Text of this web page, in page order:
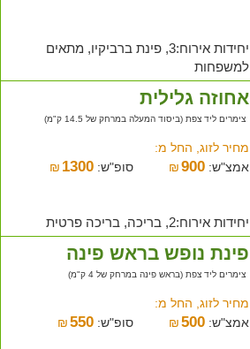
יחידות אירוח:3, פינת ברביקיו, מתאים
למשפחות
אחוזה גלילית
צימרים ליד צפת (ביסוד המעלה במרחק של 14.5 ק"מ)
מחיר לזוג, החל מ:
אמצ"ש:
₪900 סופ"ש: ₪ 1300
יחידות אירוח:2, בריכה, בריכה פרטית
פינת נופש בראש פינה
צימרים ליד צפת (בראש פינה במרחק של 4 ק"מ)
מחיר לזוג, החל מ:
אמצ"ש:
₪500 סופ"ש: ₪ 550